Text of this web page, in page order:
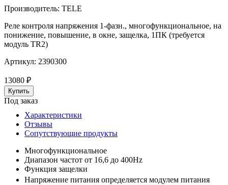
Производитель: TELE
Реле контроля напряжения 1-фазн., многофункциональное, на
понижение, повышение, в окне, защелка, 1ПК (требуется
модуль TR2)
Артикул: 2390300
13080 ₽
Под заказ
Характеристики
Отзывы
Сопутствующие продукты
Многофункциональное
Диапазон частот от 16,6 до 400Hz
Функция защелки
Напряжение питания определяется модулем питания